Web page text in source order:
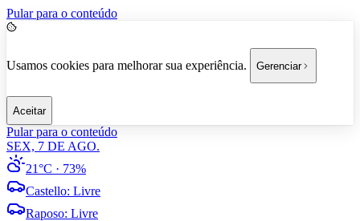
Pular para o conteúdo
Usamos cookies para melhorar sua experiência. Gerenciar
Aceitar
Pular para o conteúdo
SEX, 7 DE AGO.
21°C · 73%
Castello: Livre
Raposo: Livre